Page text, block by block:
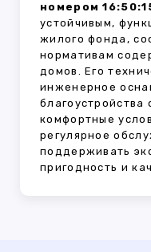
номером
устойчивым,
жилого фонда,
нормативам
домов. Его
инженерное
комфортные
регулярное
поддерживать
пригодность и